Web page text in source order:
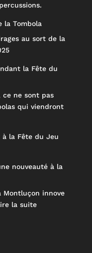
la Tombola
au sort de la
la Fête du
ce ne sont pas
qui viendront
à la Fête du Jeu
nouveauté à la
Montluçon innove
la suite: